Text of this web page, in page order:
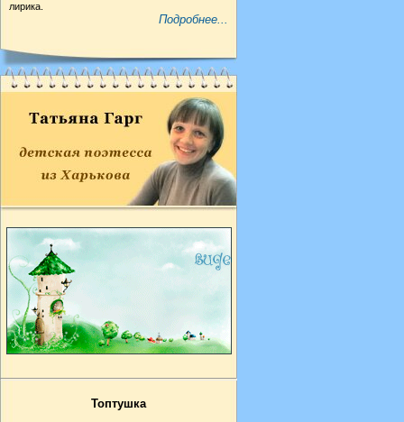
лирика.
Подробнее...
Топтушка